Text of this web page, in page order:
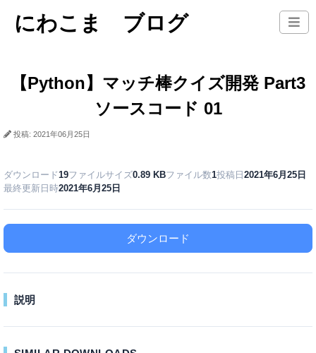
にわこま ブログ
【Python】マッチ棒クイズ開発 Part3
ソースコード 01
投稿: 2021年06月25日
ダウンロード19ファイルサイズ0.89 KBファイル数1投稿日 2021年6月25日
最終更新日時2021年6月25日
ダウンロード
説明